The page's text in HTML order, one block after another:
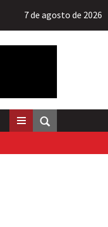
7 de agosto de 2026